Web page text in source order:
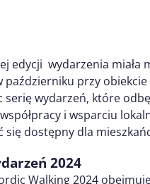
edycji wydarzenia miała
październiku przy
serię wydarzeń, które
i wsparciu
się dostępny dla
2024
Walking 2024